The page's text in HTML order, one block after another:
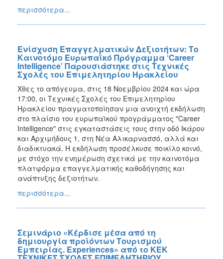
περισσότερα...
Ενίσχυση Επαγγελματικών Δεξιοτήτων: Το
Καινοτόμο Ευρωπαϊκό Πρόγραμμα ‘Career
Intelligence’ Παρουσιάστηκε στις Τεχνικές
Σχολές του Επιμελητηρίου Ηρακλείου
Χθες το απόγευμα, στις 18 Νοεμβρίου 2024 και ώρα
17:00, οι Τεχνικές Σχολές του Επιμελητηρίου
Ηρακλείου πραγματοποίησαν μια ανοιχτή εκδήλωση
στο πλαίσιο του ευρωπαϊκού προγράμματος "Career
Intelligence" στις εγκαταστάσεις τους στην οδό Ικάρου
και Αρχιμήδους 1, στη Νέα Αλικαρνασσό, αλλά και
διαδικτυακά. Η εκδήλωση προσέλκυσε ποικίλο κοινό,
με στόχο την ενημέρωση σχετικά με την καινοτόμα
πλατφόρμα επαγγελματικής καθοδήγησης και
ανάπτυξης δεξιοτήτων.
περισσότερα...
Σεμινάριο «Κέρδισε μέσα από τη
δημιουργία προϊόντων Τουρισμού
Εμπειρίας. Experiences» από το ΚΕΚ